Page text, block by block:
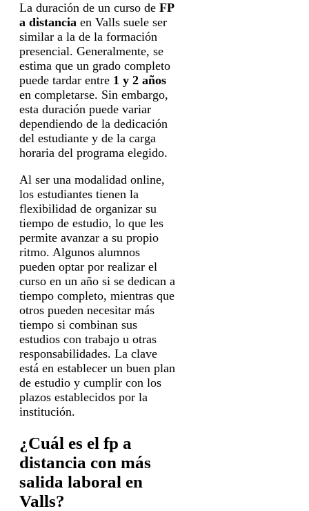
La duración de un curso de FP
a distancia en Valls suele ser
similar a la de la formación
presencial. Generalmente, se
estima que un grado completo
puede tardar entre 1 y 2 años
en completarse. Sin embargo,
esta duración puede variar
dependiendo de la dedicación
del estudiante y de la carga
horaria del programa elegido.
Al ser una modalidad online,
los estudiantes tienen la
flexibilidad de organizar su
tiempo de estudio, lo que les
permite avanzar a su propio
ritmo. Algunos alumnos
pueden optar por realizar el
curso en un año si se dedican a
tiempo completo, mientras que
otros pueden necesitar más
tiempo si combinan sus
estudios con trabajo u otras
responsabilidades. La clave
está en establecer un buen plan
de estudio y cumplir con los
plazos establecidos por la
institución.
¿Cuál es el fp a
distancia con más
salida laboral en
Valls?